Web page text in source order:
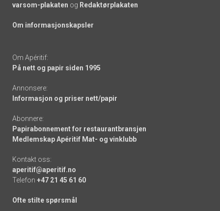
varsom-plakaten og Redaktørplakaten
Om informasjonskapsler
Om Apéritif:
På nett og papir siden 1995
Annonsere:
Informasjon og priser nett/papir
Abonnere:
Papirabonnement for restaurantbransjen
Medlemskap Apéritif Mat- og vinklubb
Kontakt oss:
aperitif@aperitif.no
Telefon +47 21 45 61 60
Ofte stilte spørsmål